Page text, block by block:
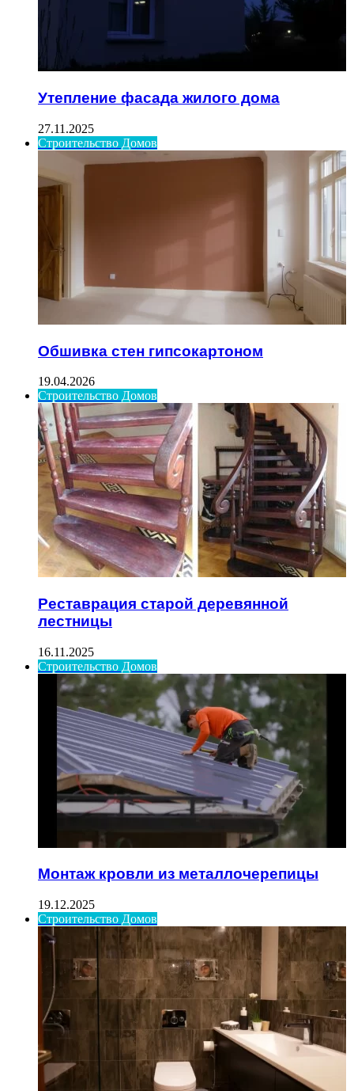
Утепление фасада жилого дома
27.11.2025
Строительство Домов
Обшивка стен гипсокартоном
19.04.2026
Строительство Домов
Реставрация старой деревянной
лестницы
16.11.2025
Строительство Домов
Монтаж кровли из металлочерепицы
19.12.2025
Строительство Домов